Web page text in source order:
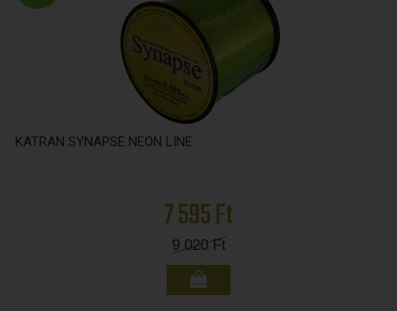
KATRAN SYNAPSE NEON LINE
7 595 Ft
9 020Ft